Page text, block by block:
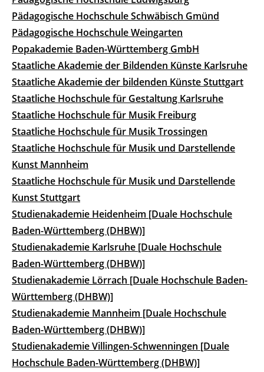
Pädagogische Hochschule Schwäbisch Gmünd
Pädagogische Hochschule Weingarten
Popakademie Baden-Württemberg GmbH
Staatliche Akademie der Bildenden Künste Karlsruhe
Staatliche Akademie der bildenden Künste Stuttgart
Staatliche Hochschule für Gestaltung Karlsruhe
Staatliche Hochschule für Musik Freiburg
Staatliche Hochschule für Musik Trossingen
Staatliche Hochschule für Musik und Darstellende
Kunst Mannheim
Staatliche Hochschule für Musik und Darstellende
Kunst Stuttgart
Studienakademie Heidenheim [Duale Hochschule
Baden-Württemberg (DHBW)]
Studienakademie Karlsruhe [Duale Hochschule
Baden-Württemberg (DHBW)]
Studienakademie Lörrach [Duale Hochschule Baden-
Württemberg (DHBW)]
Studienakademie Mannheim [Duale Hochschule
Baden-Württemberg (DHBW)]
Studienakademie Villingen-Schwenningen [Duale
Hochschule Baden-Württemberg (DHBW)]